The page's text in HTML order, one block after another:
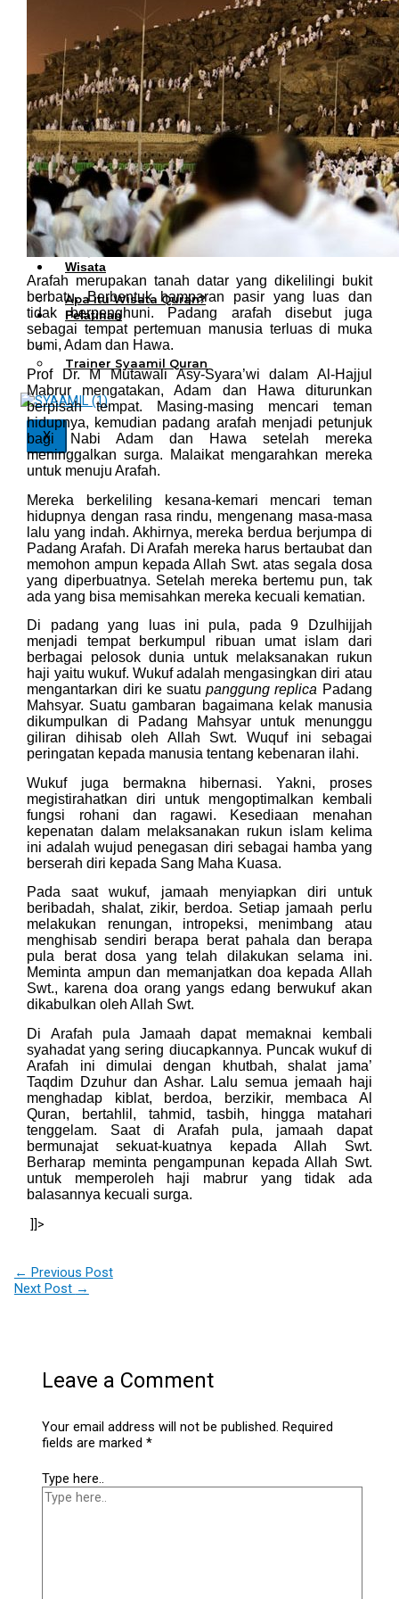
Al Quran Tajwid Terjemah
Bukhara A6
Al Quran Tajwid Terjemah
Bukhara A5
Al Quran Tajwid Terjemah
Bukhara B5
Al Quran Spesial Wanita
Al Quran Spesial Wanita Azalia
Al Quran Terjemah Per Kata
Al Quran Tilawah
Mushaf Tilawah Quba
Al Quran Transliterasi Latin
Kemitraan
Rumah Syaamil
Wholesale & Retail
Al Quran Customize
Wisata
Quran
Apa itu Wisata Quran?
Pelatihan
Kequranan
Apa itu Pelatihan Quran?
Trainer Syaamil Quran
X
Arafah merupakan tanah datar yang dikelilingi bukit
berbatu. Berbentuk hamparan pasir yang luas dan
tidak berpenghuni. Padang arafah disebut juga
sebagai tempat pertemuan manusia terluas di muka
bumi, Adam dan Hawa.
Prof Dr. M Mutawali Asy-Syara’wi dalam Al-Hajjul
Mabrur mengatakan, Adam dan Hawa diturunkan
berpisah tempat. Masing-masing mencari teman
hidupnya, kemudian padang arafah menjadi petunjuk
bagi Nabi Adam dan Hawa setelah mereka
meninggalkan surga. Malaikat mengarahkan mereka
untuk menuju Arafah.
Mereka berkeliling kesana-kemari mencari teman
hidupnya dengan rasa rindu, mengenang masa-masa
lalu yang indah. Akhirnya, mereka berdua berjumpa di
Padang Arafah. Di Arafah mereka harus bertaubat dan
memohon ampun kepada Allah Swt. atas segala dosa
yang diperbuatnya. Setelah mereka bertemu pun, tak
ada yang bisa memisahkan mereka kecuali kematian.
Di padang yang luas ini pula, pada 9 Dzulhijjah
menjadi tempat berkumpul ribuan umat islam dari
berbagai pelosok dunia untuk melaksanakan rukun
haji yaitu wukuf. Wukuf adalah mengasingkan diri atau
mengantarkan diri ke suatupanggung replica Padang
Mahsyar. Suatu gambaran bagaimana kelak manusia
dikumpulkan di Padang Mahsyar untuk menunggu
giliran dihisab oleh Allah Swt. Wuquf ini sebagai
peringatan kepada manusia tentang kebenaran ilahi.
Wukuf juga bermakna hibernasi. Yakni, proses
megistirahatkan diri untuk mengoptimalkan kembali
fungsi rohani dan ragawi. Kesediaan menahan
kepenatan dalam melaksanakan rukun islam kelima
ini adalah wujud penegasan diri sebagai hamba yang
berserah diri kepada Sang Maha Kuasa.
Pada saat wukuf, jamaah menyiapkan diri untuk
beribadah, shalat, zikir, berdoa. Setiap jamaah perlu
melakukan renungan, intropeksi, menimbang atau
menghisab sendiri berapa berat pahala dan berapa
pula berat dosa yang telah dilakukan selama ini.
Meminta ampun dan memanjatkan doa kepada Allah
Swt., karena doa orang yangs edang berwukuf akan
dikabulkan oleh Allah Swt.
Di Arafah pula Jamaah dapat memaknai kembali
syahadat yang sering diucapkannya. Puncak wukuf di
Arafah ini dimulai dengan khutbah, shalat jama’
Taqdim Dzuhur dan Ashar. Lalu semua jemaah haji
menghadap kiblat, berdoa, berzikir, membaca Al
Quran, bertahlil, tahmid, tasbih, hingga matahari
tenggelam. Saat di Arafah pula, jamaah dapat
bermunajat sekuat-kuatnya kepada Allah Swt.
Berharap meminta pengampunan kepada Allah Swt.
untuk memperoleh haji mabrur yang tidak ada
balasannya kecuali surga.
]]>
← Previous Post
Next Post →
Leave a Comment
Your email address will not be published. Required
fields are marked*
Type here..